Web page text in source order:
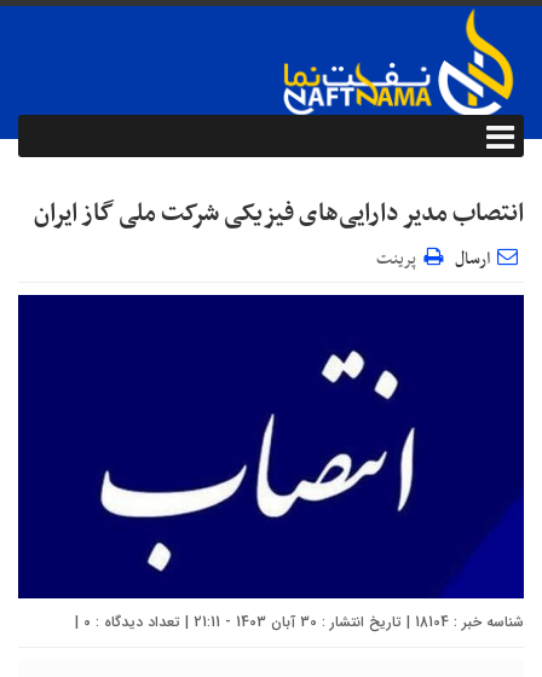
انتصاب مدیر دارایی‌های فیزیکی شرکت ملی گاز ایران
ارسال پرینت
شناسه خبر : 18104 | تاریخ انتشار : 30 آبان 1403 - 21:11 | تعداد دیدگاه : ۰ |